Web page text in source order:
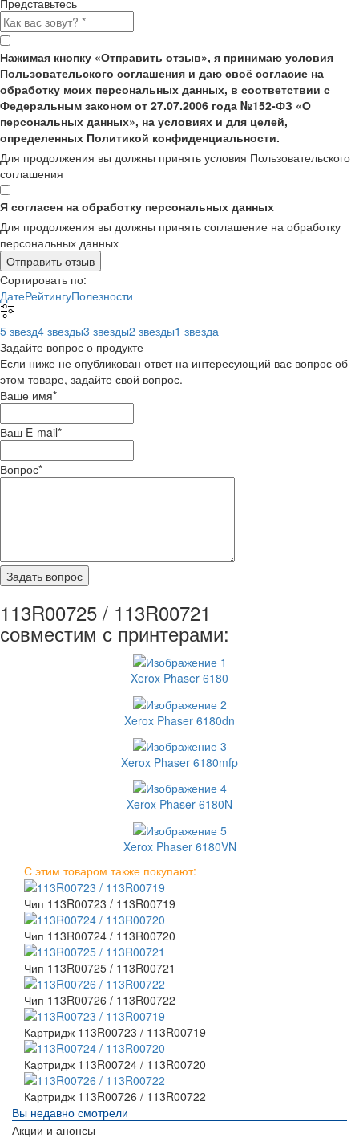
Представьтесь
Нажимая кнопку «Отправить отзыв», я принимаю условия
Пользовательского соглашения и даю своё согласие на
обработку моих персональных данных, в соответствии с
Федеральным законом от 27.07.2006 года №152-ФЗ «О
персональных данных», на условиях и для целей,
определенных Политикой конфиденциальности.
Для продолжения вы должны принять условия Пользовательского
соглашения
Я согласен на обработку персональных данных
Для продолжения вы должны принять соглашение на обработку
персональных данных
Отправить отзыв
Сортировать по:
ДатеРейтингуПолезности
5 звезд4 звезды3 звезды2 звезды1 звезда
Задайте вопрос о продукте
Если ниже не опубликован ответ на интересующий вас вопрос об
этом товаре, задайте свой вопрос.
Ваше имя*
Ваш E-mail*
Вопрос*
113R00725 / 113R00721
совместим с принтерами:
Xerox Phaser 6180
Xerox Phaser 6180dn
Xerox Phaser 6180mfp
Xerox Phaser 6180N
Xerox Phaser 6180VN
С этим товаром также покупают:
Чип 113R00723 / 113R00719
Чип 113R00724 / 113R00720
Чип 113R00725 / 113R00721
Чип 113R00726 / 113R00722
Картридж 113R00723 / 113R00719
Картридж 113R00724 / 113R00720
Картридж 113R00726 / 113R00722
Вы недавно смотрели
Акции и анонсы